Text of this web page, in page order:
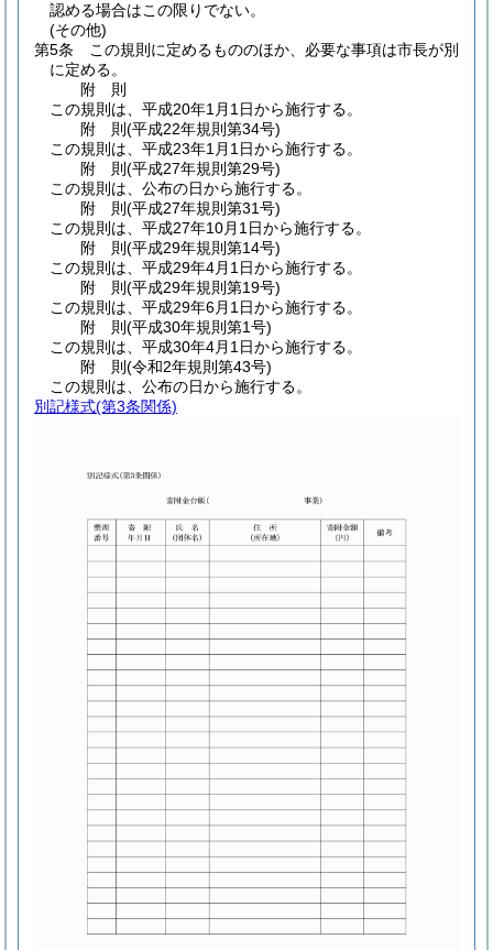
認める場合はこの限りでない。
(その他)
第5条
この規則に定めるもののほか、必要な事項は市長が別
に定める。
附 則
この規則は、平成20年1月1日から施行する。
附 則(平成22年規則第34号)
この規則は、平成23年1月1日から施行する。
附 則(平成27年規則第29号)
この規則は、公布の日から施行する。
附 則(平成27年規則第31号)
この規則は、平成27年10月1日から施行する。
附 則(平成29年規則第14号)
この規則は、平成29年4月1日から施行する。
附 則(平成29年規則第19号)
この規則は、平成29年6月1日から施行する。
附 則(平成30年規則第1号)
この規則は、平成30年4月1日から施行する。
附 則(令和2年規則第43号)
この規則は、公布の日から施行する。
別記様式(第3条関係)